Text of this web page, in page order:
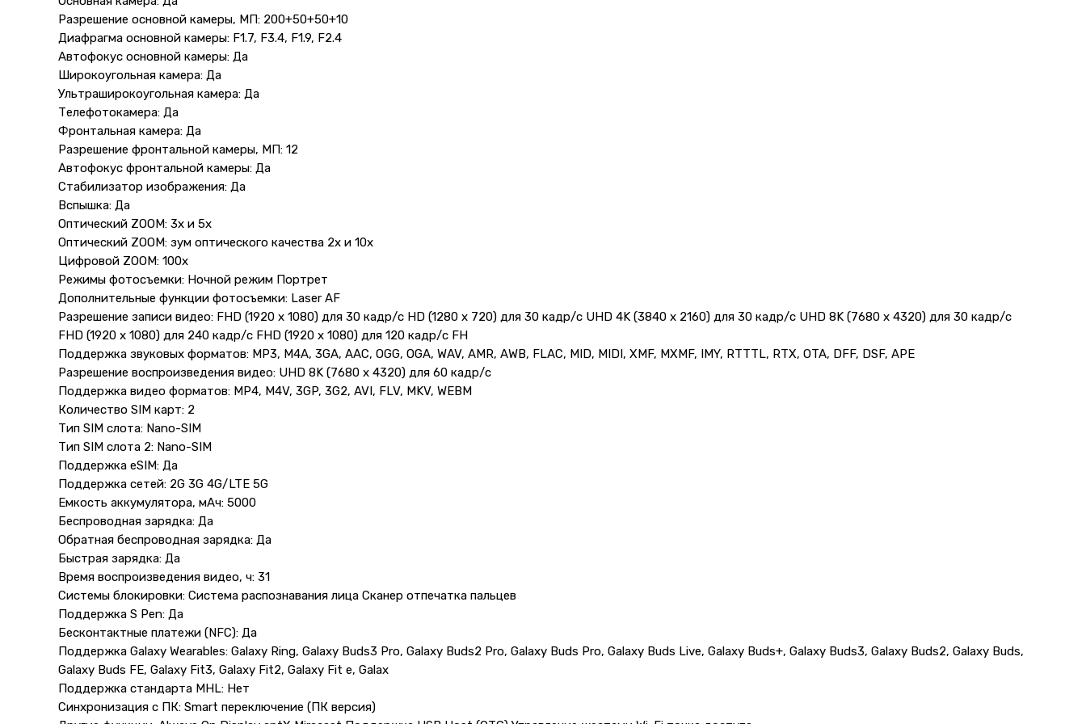
Разрешение основной камеры, МП: 200+50+50+10
Диафрагма основной камеры: F1.7, F3.4, F1.9, F2.4
Автофокус основной камеры: Да
Широкоугольная камера: Да
Ультраширокоугольная камера: Да
Телефотокамера: Да
Фронтальная камера: Да
Разрешение фронтальной камеры, МП: 12
Автофокус фронтальной камеры: Да
Стабилизатор изображения: Да
Вспышка: Да
Оптический ZOOM: 3х и 5х
Оптический ZOOM: зум оптического качества 2х и 10х
Цифровой ZOOM: 100x
Режимы фотосъемки: Ночной режим Портрет
Дополнительные функции фотосъемки: Laser AF
Разрешение записи видео: FHD (1920 x 1080) для 30 кадр/с HD (1280 x 720) для 30 кадр/с UHD 4K (3840 x 2160) для 30 кадр/с UHD 8K (7680 x 4320) для 30 кадр/с
FHD (1920 x 1080) для 240 кадр/с FHD (1920 x 1080) для 120 кадр/с FH
Поддержка звуковых форматов: MP3, M4A, 3GA, AAC, OGG, OGA, WAV, AMR, AWB, FLAC, MID, MIDI, XMF, MXMF, IMY, RTTTL, RTX, OTA, DFF, DSF, APE
Разрешение воспроизведения видео: UHD 8K (7680 x 4320) для 60 кадр/с
Поддержка видео форматов: MP4, M4V, 3GP, 3G2, AVI, FLV, MKV, WEBM
Количество SIM карт: 2
Тип SIM слота: Nano-SIM
Тип SIM слота 2: Nano-SIM
Поддержка eSIM: Да
Поддержка сетей: 2G 3G 4G/LTE 5G
Емкость аккумулятора, мАч: 5000
Беспроводная зарядка: Да
Обратная беспроводная зарядка: Да
Быстрая зарядка: Да
Время воспроизведения видео, ч: 31
Системы блокировки: Система распознавания лица Сканер отпечатка пальцев
Поддержка S Pen: Да
Бесконтактные платежи (NFC): Да
Поддержка Galaxy Wearables: Galaxy Ring, Galaxy Buds3 Pro, Galaxy Buds2 Pro, Galaxy Buds Pro, Galaxy Buds Live, Galaxy Buds+, Galaxy Buds3, Galaxy Buds2, Galaxy Buds,
Galaxy Buds FE, Galaxy Fit3, Galaxy Fit2, Galaxy Fit e, Galax
Поддержка стандарта MHL: Нет
Синхронизация с ПК: Smart переключение (ПК версия)